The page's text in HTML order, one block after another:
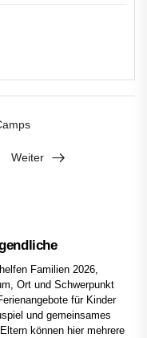
Weiter
Familien 2026,
Ort und Schwerpunkt
für Kinder
und gemeinsames
können hier mehrere